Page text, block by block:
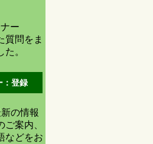
ー
質問をま
。
：登録
の情報
案内、
などをお